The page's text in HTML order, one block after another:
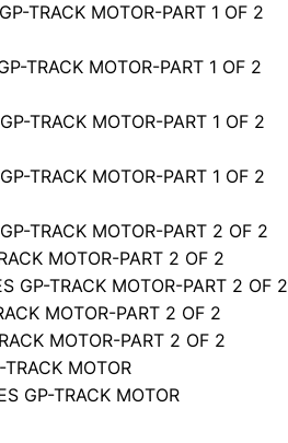
TRACK MOTOR-PART 1 OF 2
TRACK MOTOR-PART 1 OF 2
TRACK MOTOR-PART 1 OF 2
TRACK MOTOR-PART 1 OF 2
TRACK MOTOR-PART 2 OF 2
MOTOR-PART 2 OF 2
GP-TRACK MOTOR-PART 2 OF 2
MOTOR-PART 2 OF 2
MOTOR-PART 2 OF 2
MOTOR
GP-TRACK MOTOR